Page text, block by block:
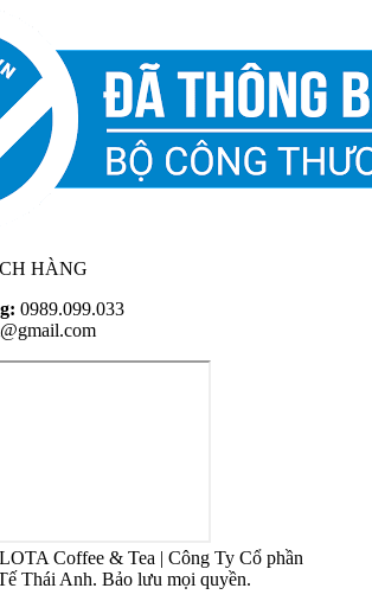
HÀNG
0989.099.033
Coffee & Tea | Công Ty Cổ phần
Thái Anh. Bảo lưu mọi quyền.